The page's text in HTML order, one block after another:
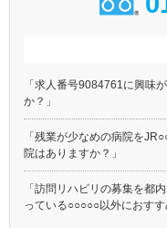
「求人番号9084761に興味
か？」
「残業が少なめの病院を
院はありますか？」
「訪問リハビリの募集を都
っている○○○○○以外におすす